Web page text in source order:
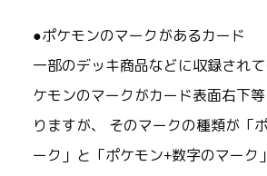
●ポケモンのマークがあるカード
一部のデッキ商品などに収録され
ケモンのマークがカード表面右下
りますが、 そのマークの種類が「
ーク」と「ポケモン+数字のマーク